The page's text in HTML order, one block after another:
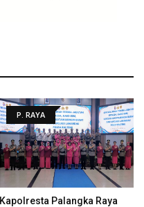
P. RAYA
Kapolresta Palangka Raya